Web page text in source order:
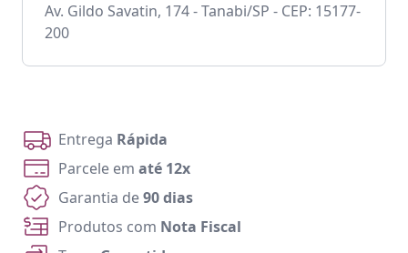
Av. Gildo Savatin, 174 - Tanabi/SP - CEP: 15177-
200
Entrega Rápida
Parcele em até 12x
Garantia de90 dias
Produtos com Nota Fiscal